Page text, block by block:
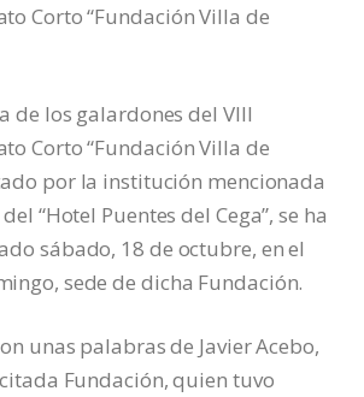
Corto “Fundación Villa de
de los galardones del VIII
Corto “Fundación Villa de
por la institución mencionada
“Hotel Puentes del Cega”, se ha
sábado, 18 de octubre, en el
sede de dicha Fundación.
unas palabras de Javier Acebo,
Fundación, quien tuvo